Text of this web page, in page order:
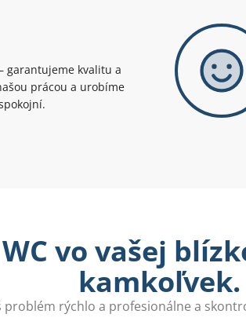
garantujeme kvalitu a
prácou a urobíme
vo vašej
kamkoľvek.
problém rýchlo a profesionálne a